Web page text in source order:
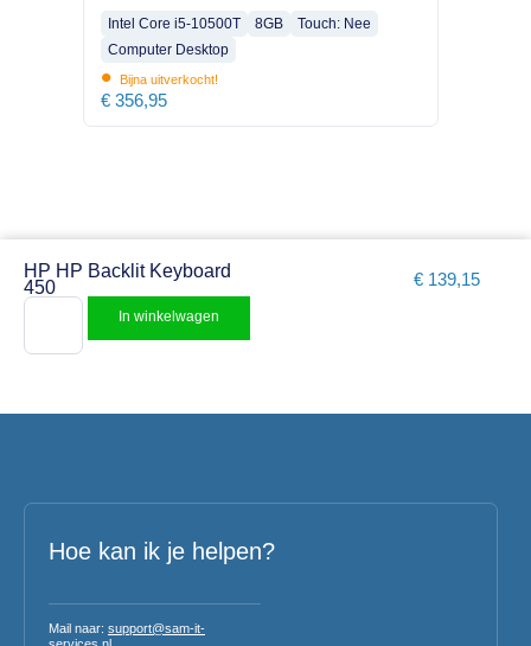
Intel Core i5-10500T 8GB
Touch: Nee
Computer Desktop
• Bijna uitverkocht!
€ 356,95
HP HP Backlit Keyboard
450
€ 139,15
In winkelwagen
Hoe kan ik je helpen?
Mail naar: support@sam-it-